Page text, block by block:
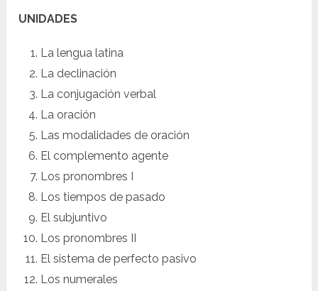
UNIDADES
La lengua latina
La declinación
La conjugación verbal
La oración
Las modalidades de oración
El complemento agente
Los pronombres I
Los tiempos de pasado
El subjuntivo
Los pronombres II
El sistema de perfecto pasivo
Los numerales